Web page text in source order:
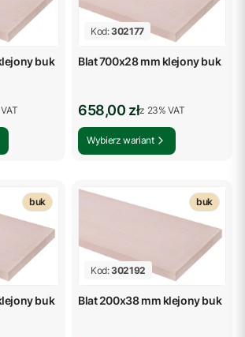
buk
VAT
Kod:302177
Blat 700x28 mm klejony buk
Cena brutto
658,00 złz %s VAT
z 23% VAT
Wybierz wariant
buk
buk
Kod:302192
buk
Blat 200x38 mm klejony buk